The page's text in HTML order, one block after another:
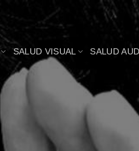
SALUD VISUAL SALUD